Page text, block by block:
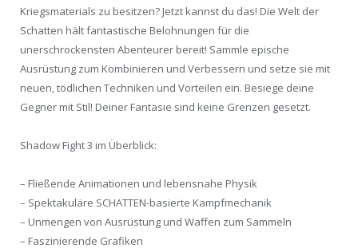
Kriegsmaterials zu besitzen? Jetzt kannst du das! Die Welt der
Schatten hält fantastische Belohnungen für die
unerschrockensten Abenteurer bereit! Sammle epische
Ausrüstung zum Kombinieren und Verbessern und setze sie mit
neuen, tödlichen Techniken und Vorteilen ein. Besiege deine
Gegner mit Stil! Deiner Fantasie sind keine Grenzen gesetzt.
Shadow Fight 3 im Überblick:
– Fließende Animationen und lebensnahe Physik
– Spektakuläre SCHATTEN-basierte Kampfmechanik
– Unmengen von Ausrüstung und Waffen zum Sammeln
– Faszinierende Grafiken